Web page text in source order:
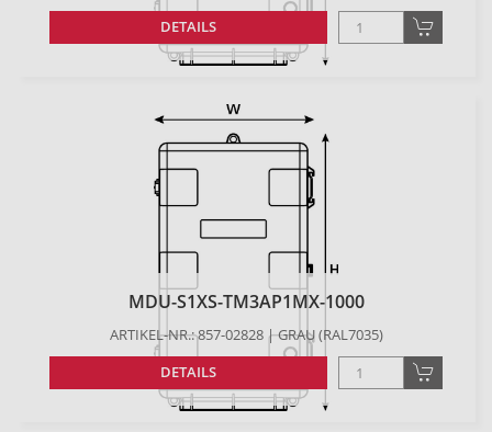
DETAILS
MDU-S1XS-TM3AP1MX-1000
ARTIKEL-NR.: 857-02828 | GRAU (RAL7035)
DETAILS